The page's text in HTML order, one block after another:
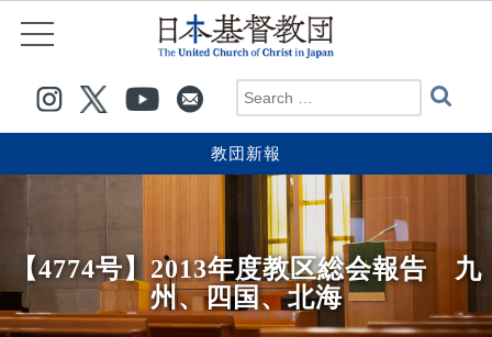
教団新報
【4774号】2013年度教区総会報告 九
州、四国、北海